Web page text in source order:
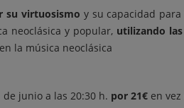
su virtuosismo y su capacidad
neoclásica y popular, utilizando
en la música neoclásica
de junio a las 20:30 h. por 21€ en